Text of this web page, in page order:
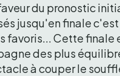
du pronostic
jusqu'en finale
favoris... Cette finale
des plus
à couper le